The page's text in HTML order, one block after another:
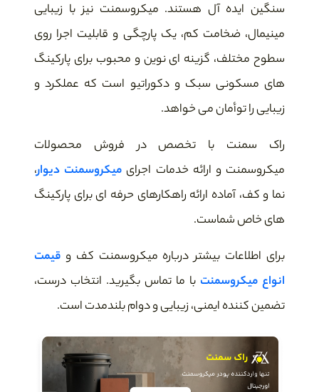
سنگین ایده آل هستند. میکروسمنت نیز با زیبایی
مینیمال، ضخامت کم، یک پارچگی و قابلیت اجرا روی
سطوح مختلف، گزینه ای نوین و محبوب برای پارکینگ
های مسکونی سبک و دکوراتیو است که عملکرد و
زیبایی را توأمان می خواهد.
راک سمنت با تخصص در فروش محصولات
میکروسمنت و ارائه خدمات اجرای میکروسمنت دیوار،
نما و کف، آماده ارائه راهکارهای حرفه ای برای پارکینگ
های خاص شماست.
برای اطلاعات بیشتر درباره میکروسمنت کف و قیمت
انواع میکروسمنت با ما تماس بگیرید. انتخاب درست،
تضمین کننده ایمنی، زیبایی و دوام بلندمدت است.